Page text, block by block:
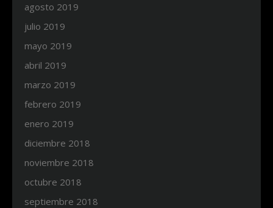
agosto 2019
julio 2019
mayo 2019
abril 2019
marzo 2019
febrero 2019
enero 2019
diciembre 2018
noviembre 2018
octubre 2018
septiembre 2018